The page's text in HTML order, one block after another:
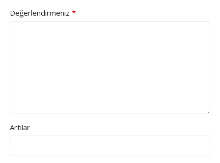
Değerlendirmeniz *
Artılar